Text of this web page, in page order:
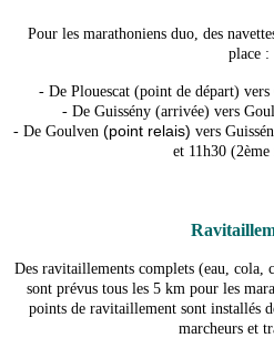
Pour les marathoniens duo, des
place :
- De Plouescat (point de départ)
- De Guissény (arrivée) vers
- De Goulven (point relais) vers
et 11h30 (2ème
Des ravitaillements complets (eau, cola,
sont prévus tous les 5 km pour les
points de ravitaillement sont installés
marcheurs et